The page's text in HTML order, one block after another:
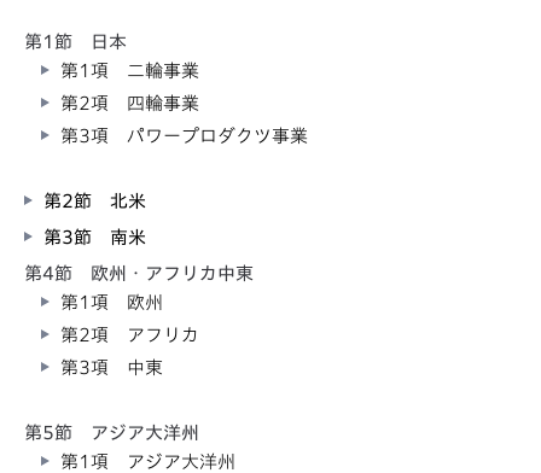
第1節 日本
第1項 二輪事業
第2項 四輪事業
第3項 パワープロダクツ事業
第2節 北米
第3節 南米
第4節 欧州・アフリカ中東
第1項 欧州
第2項 アフリカ
第3項 中東
第5節 アジア大洋州
第1項 アジア大洋州